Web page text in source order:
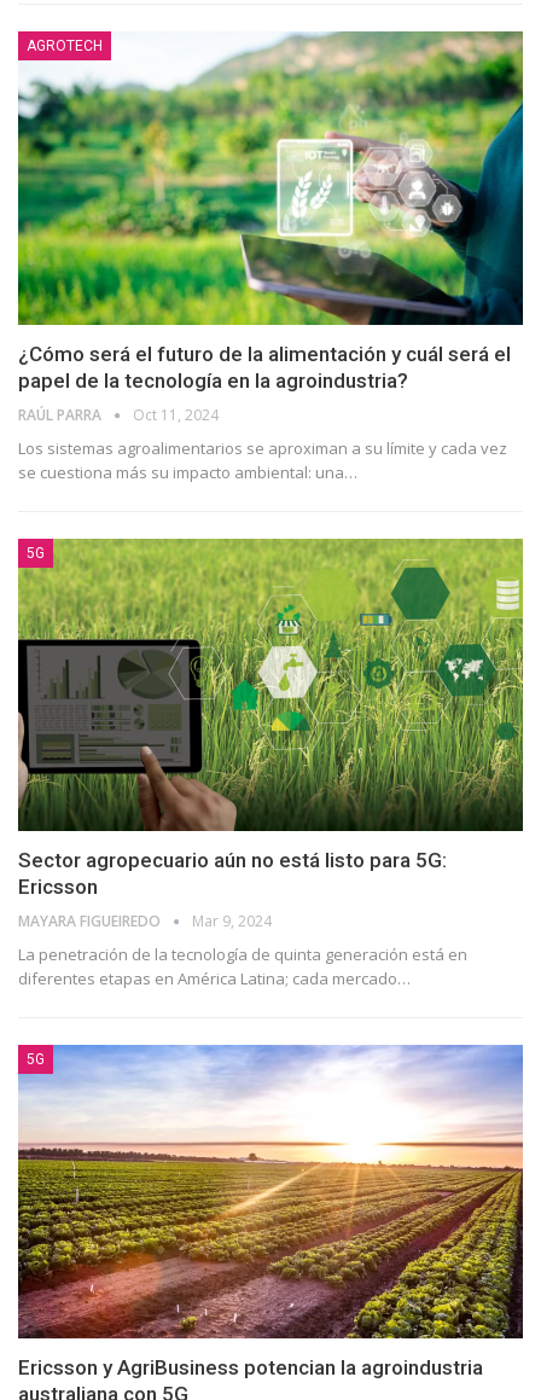
AGROTECH
¿Cómo será el futuro de la alimentación y cuál será el
papel de la tecnología en la agroindustria?
RAÚL PARRA Oct 11, 2024
Los sistemas agroalimentarios se aproximan a su límite y cada vez
se cuestiona más su impacto ambiental: una…
5G
Sector agropecuario aún no está listo para 5G:
Ericsson
⁨MAYARA FIGUEIREDO Mar 9, 2024
La penetración de la tecnología de quinta generación está en
diferentes etapas en América Latina; cada mercado…
5G
Ericsson y AgriBusiness potencian la agroindustria
australiana con 5G